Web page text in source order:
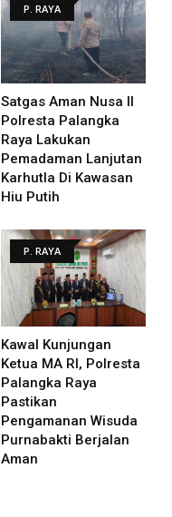
P. RAYA
Satgas Aman Nusa II
Polresta Palangka
Raya Lakukan
Pemadaman Lanjutan
Karhutla Di Kawasan
Hiu Putih
P. RAYA
Kawal Kunjungan
Ketua MA RI, Polresta
Palangka Raya
Pastikan
Pengamanan Wisuda
Purnabakti Berjalan
Aman